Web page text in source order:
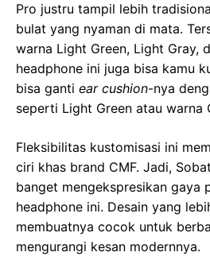
Pro justru tampil lebih
bulat yang nyaman di mata.
warna Light Green, Light Gray,
headphone ini juga bisa kamu
bisa ganti ear cushion-nya
seperti Light Green atau warna
Fleksibilitas kustomisasi ini
ciri khas brand CMF. Jadi,
banget mengekspresikan gaya
headphone ini. Desain yang
membuatnya cocok untuk
mengurangi kesan modernnya.